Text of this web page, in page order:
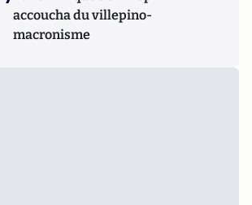
accoucha du villepino-
macronisme